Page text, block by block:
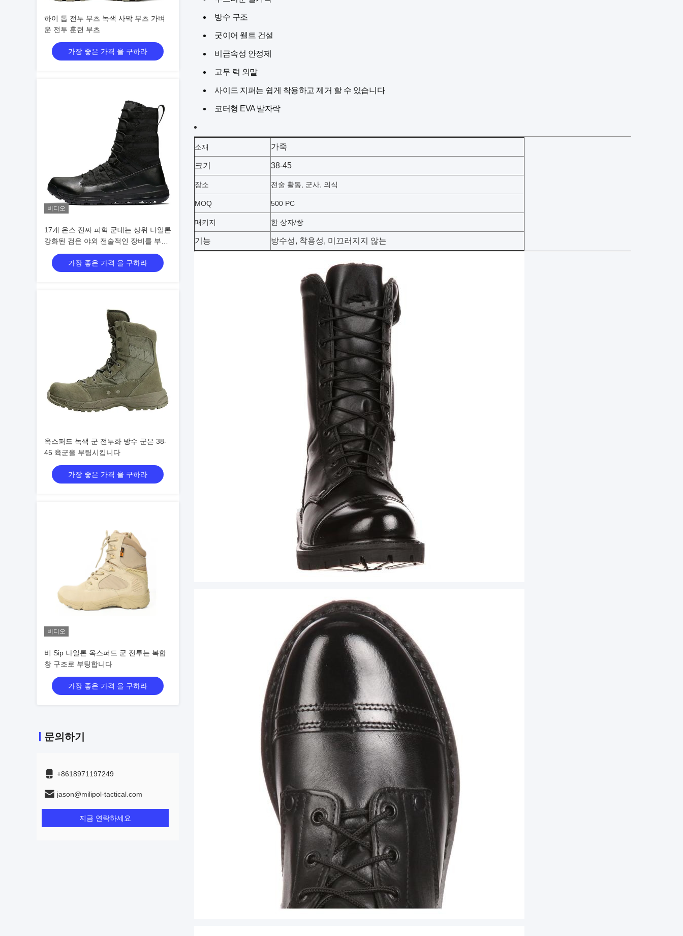
하이 톱 전투 부츠 녹색 사막 부츠 가벼
운 전투 훈련 부츠
가장 좋은 가격 을 구하라
비디오
17개 온스 진짜 피혁 군대는 상위 나일론
강화된 검은 야외 전술적인 장비를 부팅
시킵니다
가장 좋은 가격 을 구하라
옥스퍼드 녹색 군 전투화 방수 군은 38-
45 육군을 부팅시킵니다
가장 좋은 가격 을 구하라
비디오
비 Sip 나일론 옥스퍼드 군 전투는 복합
창 구조로 부팅합니다
가장 좋은 가격 을 구하라
문의하기
+8618971197249
jason@milipol-tactical.com
지금 연락하세요
방수 구조
굿이어 웰트 건설
비금속성 안정제
고무 럭 외말
사이드 지퍼는 쉽게 착용하고 제거 할 수 있습니다
코터형 EVA 발자락
소재 가죽
크기 38-45
장소 전술 활동, 군사, 의식
MOQ 500 PC
패키지 한 상자/쌍
기능 방수성, 착용성, 미끄러지지 않는